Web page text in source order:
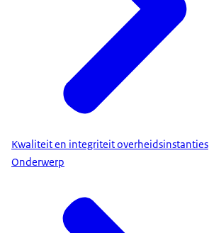
Kwaliteit en integriteit overheidsinstanties
Onderwerp